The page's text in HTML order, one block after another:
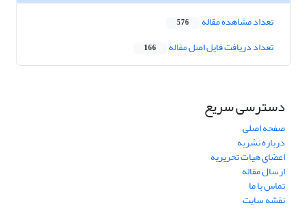
تعداد مشاهده مقاله 576
تعداد دریافت فایل اصل مقاله 166
دسترسی سریع
صفحه اصلی
درباره نشریه
اعضای هیات تحریریه
ارسال مقاله
تماس با ما
نقشه سایت